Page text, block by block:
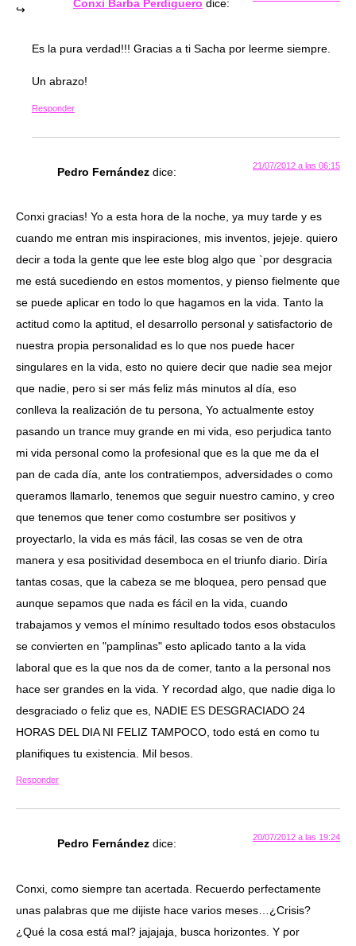
Conxi Barba Perdiguero dice:
Es la pura verdad!!! Gracias a ti Sacha por leerme siempre.
Un abrazo!
Responder
Pedro Fernández dice:
21/07/2012 a las 06:15
Conxi gracias! Yo a esta hora de la noche, ya muy tarde y es
cuando me entran mis inspiraciones, mis inventos, jejeje. quiero
decir a toda la gente que lee este blog algo que `por desgracia
me está sucediendo en estos momentos, y pienso fielmente que
se puede aplicar en todo lo que hagamos en la vida. Tanto la
actitud como la aptitud, el desarrollo personal y satisfactorio de
nuestra propia personalidad es lo que nos puede hacer
singulares en la vida, esto no quiere decir que nadie sea mejor
que nadie, pero si ser más feliz más minutos al día, eso
conlleva la realización de tu persona, Yo actualmente estoy
pasando un trance muy grande en mi vida, eso perjudica tanto
mi vida personal como la profesional que es la que me da el
pan de cada día, ante los contratiempos, adversidades o como
queramos llamarlo, tenemos que seguir nuestro camino, y creo
que tenemos que tener como costumbre ser positivos y
proyectarlo, la vida es más fácil, las cosas se ven de otra
manera y esa positividad desemboca en el triunfo diario. Diría
tantas cosas, que la cabeza se me bloquea, pero pensad que
aunque sepamos que nada es fácil en la vida, cuando
trabajamos y vemos el mínimo resultado todos esos obstaculos
se convierten en "pamplinas" esto aplicado tanto a la vida
laboral que es la que nos da de comer, tanto a la personal nos
hace ser grandes en la vida. Y recordad algo, que nadie diga lo
desgraciado o feliz que es, NADIE ES DESGRACIADO 24
HORAS DEL DIA NI FELIZ TAMPOCO, todo está en como tu
planifiques tu existencia. Mil besos.
Responder
Pedro Fernández dice:
20/07/2012 a las 19:24
Conxi, como siempre tan acertada. Recuerdo perfectamente
unas palabras que me dijiste hace varios meses…¿Crisis?
¿Qué la cosa está mal? jajajaja, busca horizontes. Y por